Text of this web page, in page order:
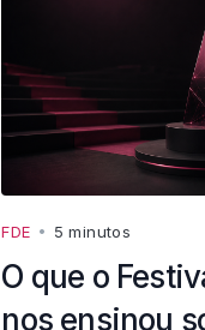
FDE • 5 minutos
O que o
nos ensinou